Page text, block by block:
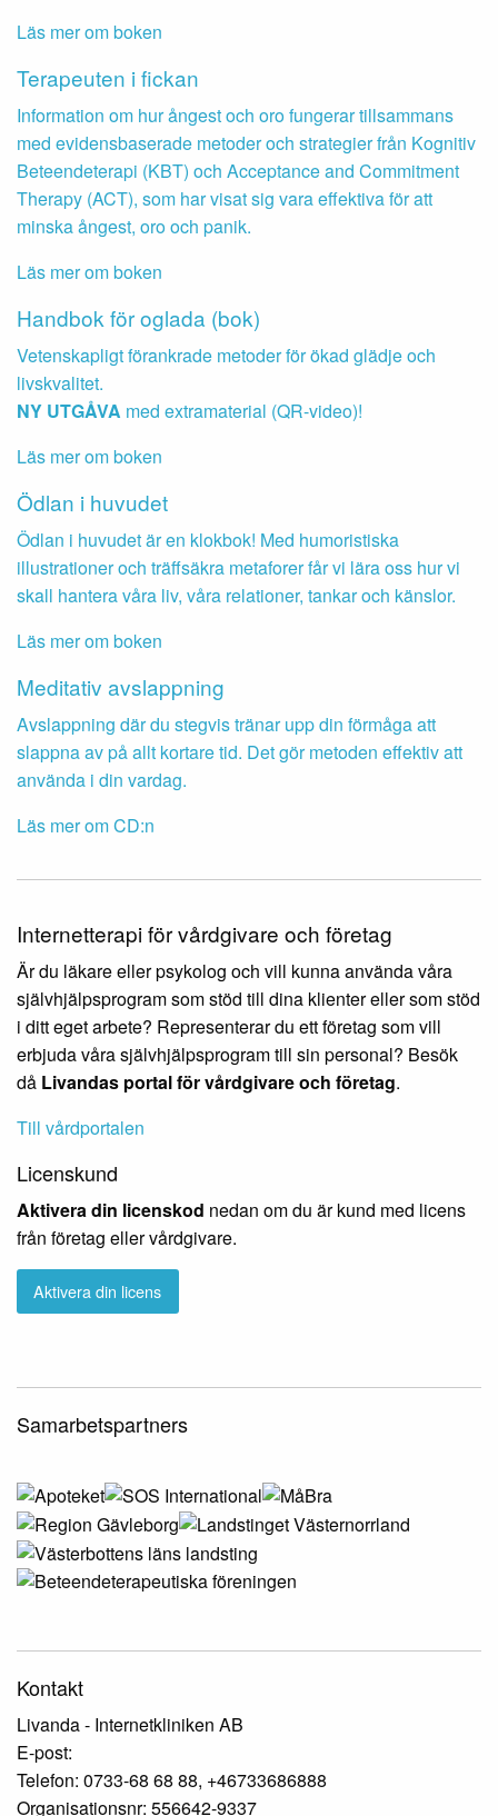
Läs mer om boken
Terapeuten i fickan
Information om hur ångest och oro fungerar tillsammans
med evidensbaserade metoder och strategier från Kognitiv
Beteendeterapi (KBT) och Acceptance and Commitment
Therapy (ACT), som har visat sig vara effektiva för att
minska ångest, oro och panik.
Läs mer om boken
Handbok för oglada (bok)
Vetenskapligt förankrade metoder för ökad glädje och
livskvalitet.
NY UTGÅVA med extramaterial (QR-video)!
Läs mer om boken
Ödlan i huvudet
Ödlan i huvudet är en klokbok! Med humoristiska
illustrationer och träffsäkra metaforer får vi lära oss hur vi
skall hantera våra liv, våra relationer, tankar och känslor.
Läs mer om boken
Meditativ avslappning
Avslappning där du stegvis tränar upp din förmåga att
slappna av på allt kortare tid. Det gör metoden effektiv att
använda i din vardag.
Läs mer om CD:n
Internetterapi för vårdgivare och företag
Är du läkare eller psykolog och vill kunna använda våra
självhjälpsprogram som stöd till dina klienter eller som stöd
i ditt eget arbete? Representerar du ett företag som vill
erbjuda våra självhjälpsprogram till sin personal? Besök
då Livandas portal för vårdgivare och företag.
Till vårdportalen
Licenskund
Aktivera din licenskod nedan om du är kund med licens
från företag eller vårdgivare.
Aktivera din licens
Samarbetspartners
Kontakt
Livanda - Internetkliniken AB
E-post:
Telefon: 0733-68 68 88, +46733686888
Organisationsnr: 556642-9337